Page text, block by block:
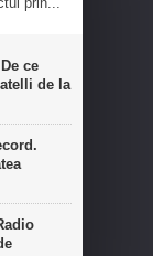
ce
de la